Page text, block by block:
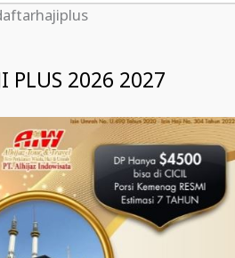
PLUS 2026 2027